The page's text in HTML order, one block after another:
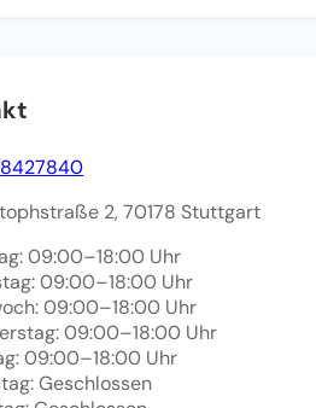
2, 70178 Stuttgart
09:00–18:00 Uhr
09:00–18:00 Uhr
09:00–18:00 Uhr
09:00–18:00 Uhr
09:00–18:00 Uhr
Geschlossen